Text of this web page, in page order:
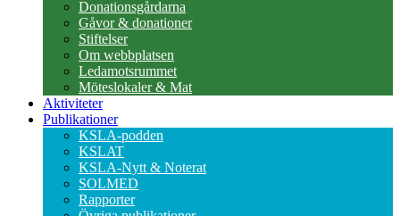
Donationsgårdarna
Gåvor & donationer
Stiftelser
Om webbplatsen
Ledamotsrummet
Möteslokaler & Mat
Aktiviteter
Publikationer
KSLA-podden
KSLAT
KSLA-Nytt & Noterat
SOLMED
Rapporter